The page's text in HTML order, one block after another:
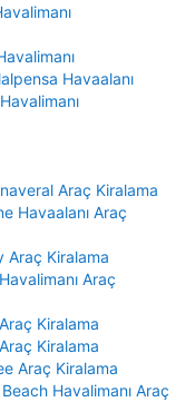
Havaalanı
Araç Kiralama
Havaalanı Araç
Araç Kiralama
Araç
Kiralama
Kiralama
Araç Kiralama
Havalimanı Araç